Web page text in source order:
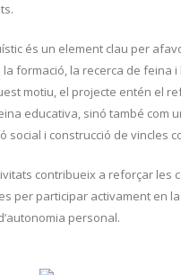
és un element clau per
la formació, la recerca de feina
motiu, el projecte entén el
educativa, sinó també com
social i construcció de vincles
contribueix a reforçar les
per participar activament en
personal.